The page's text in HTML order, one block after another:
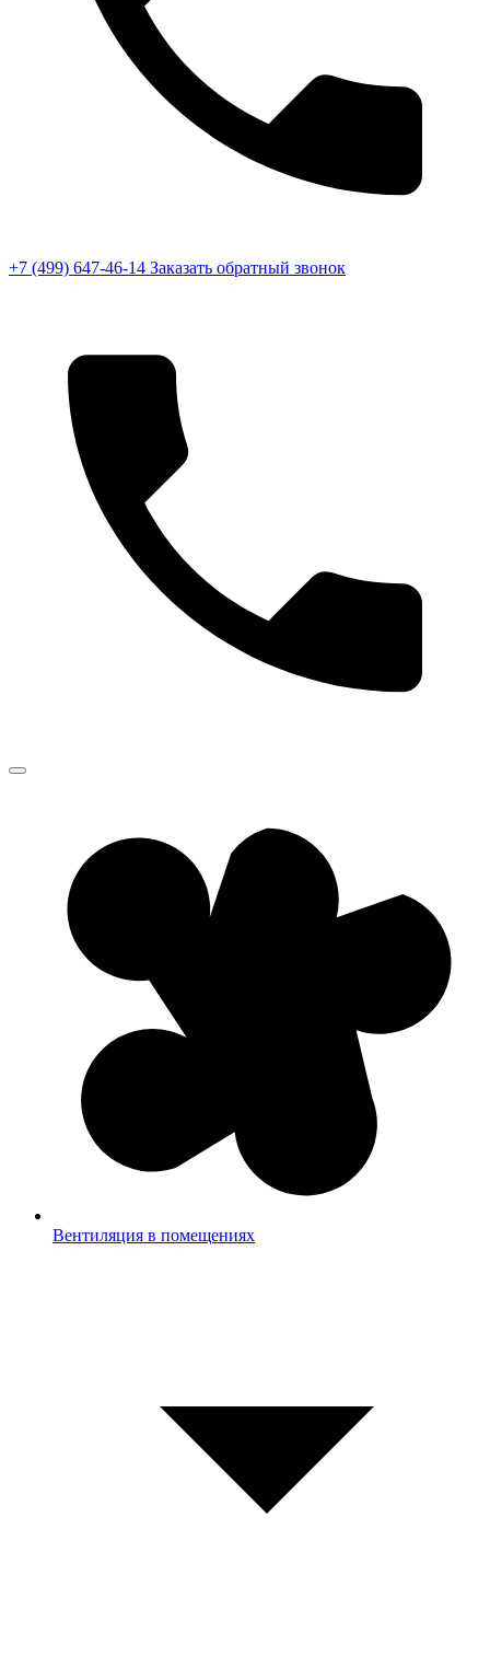
+7 (499) 647-46-14 Заказать обратный звонок
Вентиляция в помещениях